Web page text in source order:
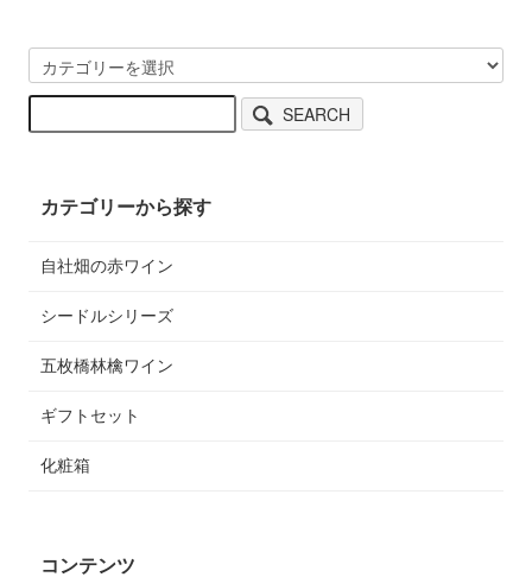
SEARCH
カテゴリーから探す
自社畑の赤ワイン
シードルシリーズ
五枚橋林檎ワイン
ギフトセット
化粧箱
コンテンツ